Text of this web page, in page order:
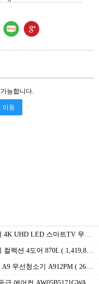
능합니다.
이동
트TV 무료 방문설치 ( 1,700,000원 / 무료배송 )
도어 870L ( 1,419,890원 / 무료배송 )
소기 A912PM ( 260,700원 / 무료배송 )